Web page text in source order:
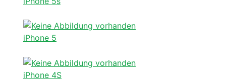
iPhone 5
iPhone 4S